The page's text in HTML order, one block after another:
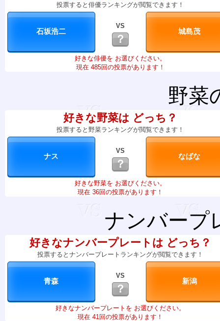
投票すると俳優ランキングが閲覧できます！
VS
？
好きな俳優を お選びください。
現在 485回の投票があります！
野菜
好きな野菜は どっち？
投票すると野菜ランキングが閲覧できます！
VS
？
好きな野菜を お選びください。
現在 36回の投票があります！
ナンバープ
好きなナンバープレートは どっち？
投票するとナンバープレートランキングが閲覧できます！
VS
？
好きなナンバープレートを お選びください。
現在 41回の投票があります！